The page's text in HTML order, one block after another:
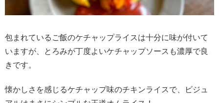
包まれているご飯のケチャップライスは十分に味が付いて
いますが、とろみが丁度よいケチャップソースも濃厚で良
きです。
懐かしさを感じるケチャップ味のチキンライスで、ビジュ